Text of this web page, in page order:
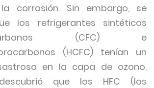
corrosión. Sin embargo, se
los refrigerantes sintéticos
(CFC) e
(HCFC) tenían un
en la capa de ozono.
que los HFC (los